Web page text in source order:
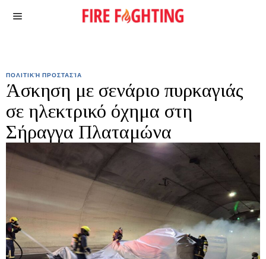
ΠΟΛΙΤΙΚΉ ΠΡΟΣΤΑΣΊΑ
Άσκηση με σενάριο πυρκαγιάς
σε ηλεκτρικό όχημα στη
Σήραγγα Πλαταμώνα